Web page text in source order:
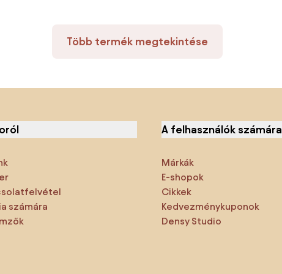
Több termék megtekintése
számára
A felhasználók számára
Márkák
E-shopok
Cikkek
Kedvezménykuponok
Densy Studio